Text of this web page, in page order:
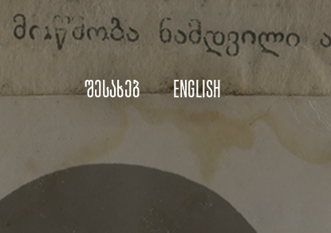
შესახებ English